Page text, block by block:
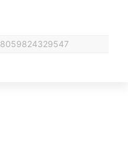
8059824329547